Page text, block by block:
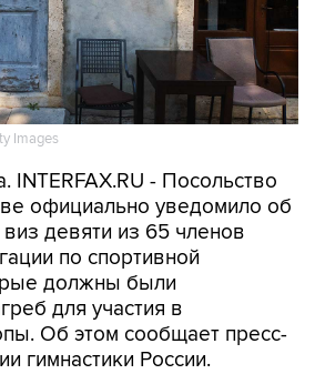
Images
INTERFAX.RU - Посольство
официально уведомило об
девяти из 65 членов
по спортивной
должны были
для участия в
Об этом сообщает пресс-
гимнастики России.